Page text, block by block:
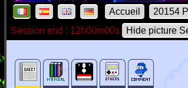
Accueil 20154
Session end : 12h00m00s
Hide picture